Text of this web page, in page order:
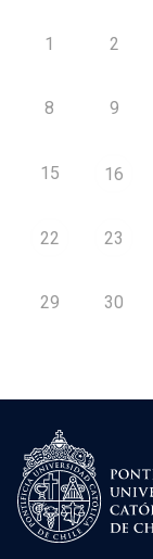
1 2
8 9
15 16
22 23
29 30